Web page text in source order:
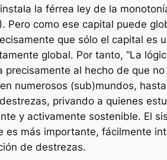
la férrea ley de la
Pero como ese capital puede
que sólo el capital
global. Por tanto, “La
precisamente al hecho de que
numerosos (sub)mundos,
privando a quienes
y activamente sostenible. El
es más importante, fácilmente
de destrezas.